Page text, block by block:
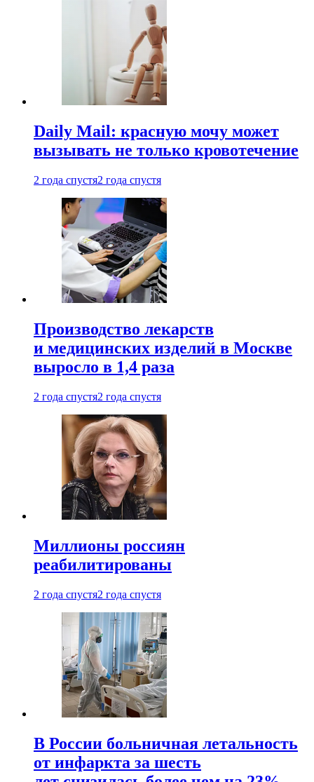
Daily Mail: красную мочу может
вызывать не только кровотечение
2 года спустя2 года спустя
Производство лекарств
и медицинских изделий в Москве
выросло в 1,4 раза
2 года спустя2 года спустя
Миллионы россиян
реабилитированы
2 года спустя2 года спустя
В России больничная летальность
от инфаркта за шесть